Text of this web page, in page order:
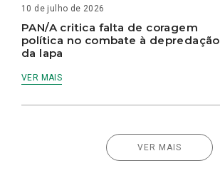
10 de julho de 2026
PAN/A critica falta de coragem
política no combate à depredação
da lapa
VER MAIS
VER MAIS